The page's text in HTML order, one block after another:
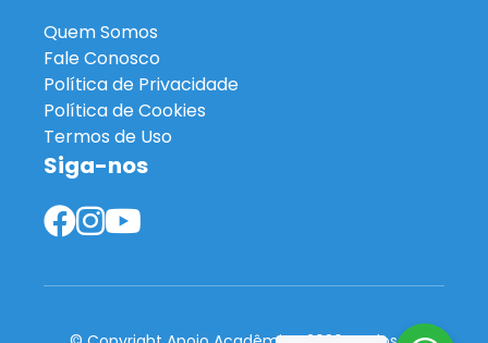
Quem Somos
Fale Conosco
Política de Privacidade
Política de Cookies
Termos de Uso
Siga-nos